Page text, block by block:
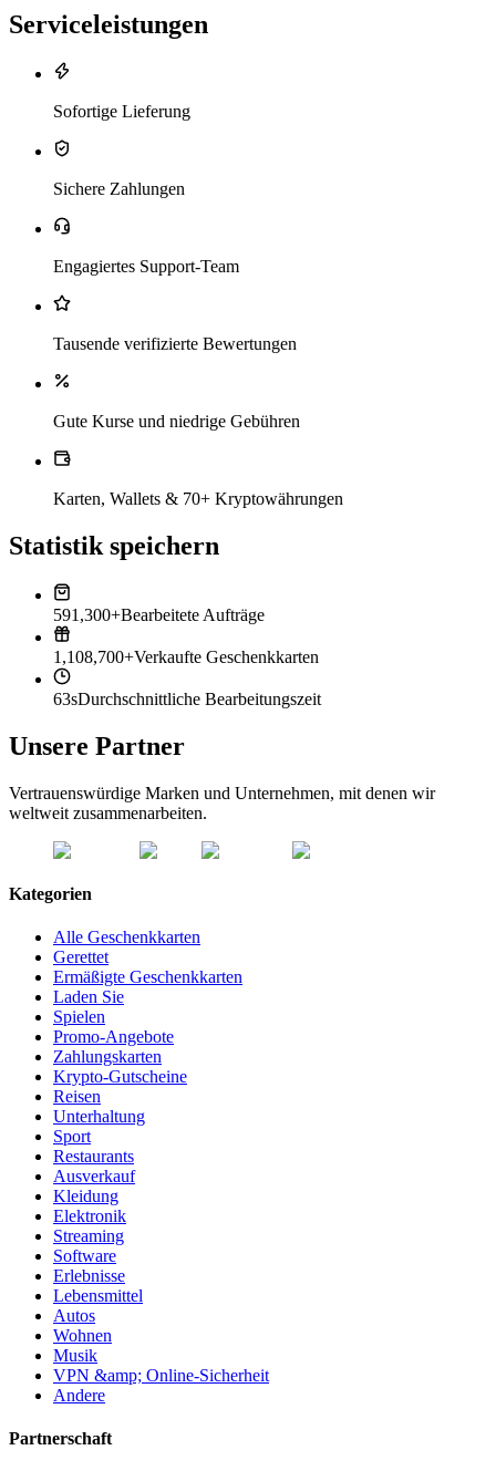
Serviceleistungen
Sofortige Lieferung
Sichere Zahlungen
Engagiertes Support-Team
Tausende verifizierte Bewertungen
Gute Kurse und niedrige Gebühren
Karten, Wallets & 70+ Kryptowährungen
Statistik speichern
591,300+Bearbeitete Aufträge
1,108,700+Verkaufte Geschenkkarten
63sDurchschnittliche Bearbeitungszeit
Unsere Partner
Vertrauenswürdige Marken und Unternehmen, mit denen wir
weltweit zusammenarbeiten.
Kategorien
Alle Geschenkkarten
Gerettet
Ermäßigte Geschenkkarten
Laden Sie
Spielen
Promo-Angebote
Zahlungskarten
Krypto-Gutscheine
Reisen
Unterhaltung
Sport
Restaurants
Ausverkauf
Kleidung
Elektronik
Streaming
Software
Erlebnisse
Lebensmittel
Autos
Wohnen
Musik
VPN &amp; Online-Sicherheit
Andere
Partnerschaft